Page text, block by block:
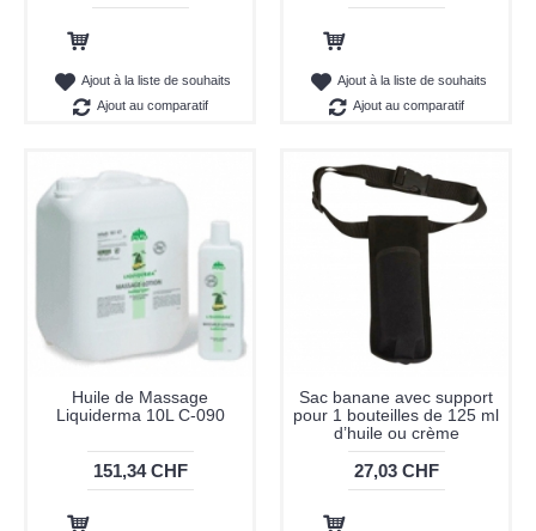
Ajout à la liste de souhaits
Ajout au comparatif
Ajout à la liste de souhaits
Ajout au comparatif
Huile de Massage
Liquiderma 10L C-090
151,34 CHF
Sac banane avec support
pour 1 bouteilles de 125 ml
d’huile ou crème
27,03 CHF